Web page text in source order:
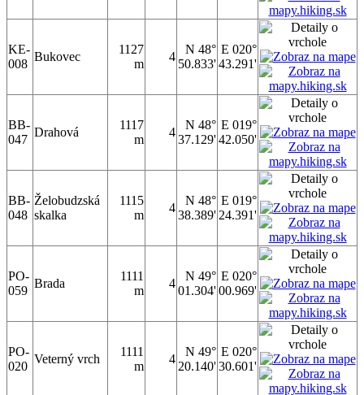
KE-
008
Bukovec
1127
m
4
N 48°
50.833'
E 020°
43.291'
BB-
047
Drahová
1117
m
4
N 48°
37.129'
E 019°
42.050'
BB-
048
Želobudzská
skalka
1115
m
4
N 48°
38.389'
E 019°
24.391'
PO-
059
Brada
1111
m
4
N 49°
01.304'
E 020°
00.969'
PO-
020
Veterný vrch
1111
m
4
N 49°
20.140'
E 020°
30.601'